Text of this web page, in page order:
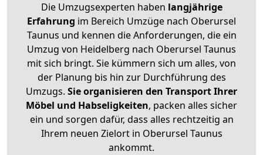
Die Umzugsexperten haben langjährige
Erfahrung im Bereich Umzüge nach Oberursel
Taunus und kennen die Anforderungen, die ein
Umzug von Heidelberg nach Oberursel Taunus
mit sich bringt. Sie kümmern sich um alles, von
der Planung bis hin zur Durchführung des
Umzugs. Sie organisieren den Transport Ihrer
Möbel und Habseligkeiten, packen alles sicher
ein und sorgen dafür, dass alles rechtzeitig an
Ihrem neuen Zielort in Oberursel Taunus
ankommt.